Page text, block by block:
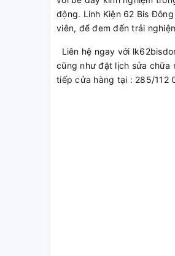
động. Linh Kiện 62 Bis
viên, để đem đến trải
Liên hệ ngay với
cũng như đặt lịch sửa chữa
tiếp cửa hàng tại : 285/112